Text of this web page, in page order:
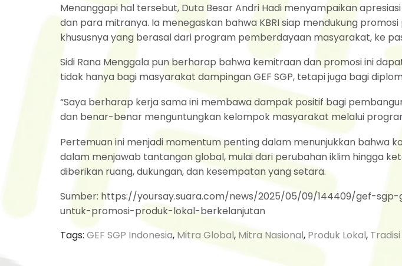
Menanggapi hal tersebut, Duta Besar Andri Hadi menyampaikan apresiasi
dan para mitranya. Ia menegaskan bahwa KBRI siap mendukung
khususnya yang berasal dari program pemberdayaan masyarakat, ke
Sidi Rana Menggala pun berharap bahwa kemitraan dan promosi ini
tidak hanya bagi masyarakat dampingan GEF SGP, tetapi juga bagi
“Saya berharap kerja sama ini membawa dampak positif bagi
dan benar-benar menguntungkan kelompok masyarakat melalui program
Pertemuan ini menjadi momentum penting dalam menunjukkan bahwa
dalam menjawab tantangan global, mulai dari perubahan iklim hingga
diberikan ruang, dukungan, dan kesempatan yang setara.
Sumber: https://yoursay.suara.com/news/2025/05/09/144409/gef-
untuk-promosi-produk-lokal-berkelanjutan
Tags: GEF SGP Indonesia, Mitra Global, Mitra Nasional, Produk Lokal,